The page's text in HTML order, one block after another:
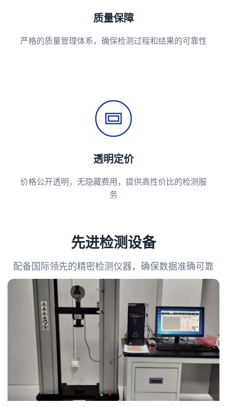
质量保障
严格的质量管理体系，确保检测过程和结果的可靠性
透明定价
价格公开透明，无隐藏费用，提供高性价比的检测服
务
先进检测设备
配备国际领先的精密检测仪器，确保数据准确可靠